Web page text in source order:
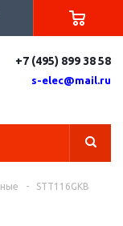
+7 (495) 899 38 58
s-elec@mail.ru
-
STT116GKB